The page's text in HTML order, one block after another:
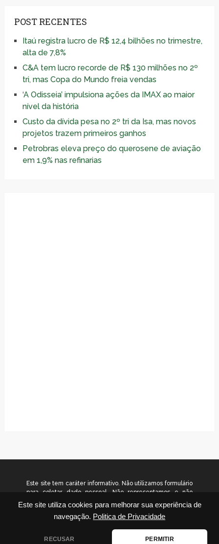
Este site utiliza cookies para melhorar sua experiência de
navegação. Politica de Privacidade
RECUSAR PERMITIR
POST RECENTES
Itaú registra lucro de R$ 12,4 bilhões no trimestre,
alta de 7,8%
C&A tem lucro recorde de R$ 130 milhões no 2º
tri, mas Copa do Mundo freia vendas
‘A Odisseia’ impulsiona ações da IMAX ao maior
nível da história
Custo da dívida pesa no 2º tri da Isa, mas novos
projetos trazem primeiros ganhos
Petrobras eleva preço do querosene de aviação
em 1,9% nas refinarias
Este site tem caráter informativo. Não utilizamos formulário
para coletar dado pessoal. Não representamos e não
temos relação com nenhuma empresa ou programa citado
no conteúdo deste site. © 2026
www.gradualinvestimentos.com.br – Todos os direitos